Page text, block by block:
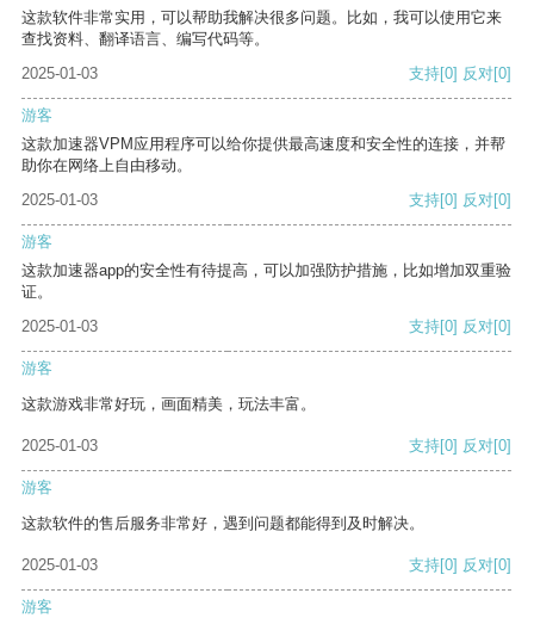
这款软件非常实用，可以帮助我解决很多问题。比如，我可以使用它来
查找资料、翻译语言、编写代码等。
2025-01-03
支持[0] 反对[0]
游客
这款加速器VPM应用程序可以给你提供最高速度和安全性的连接，并帮
助你在网络上自由移动。
2025-01-03
支持[0] 反对[0]
游客
这款加速器app的安全性有待提高，可以加强防护措施，比如增加双重验
证。
2025-01-03
支持[0] 反对[0]
游客
这款游戏非常好玩，画面精美，玩法丰富。
2025-01-03 支持[0] 反对[0]
游客
这款软件的售后服务非常好，遇到问题都能得到及时解决。
2025-01-03 支持[0] 反对[0]
游客